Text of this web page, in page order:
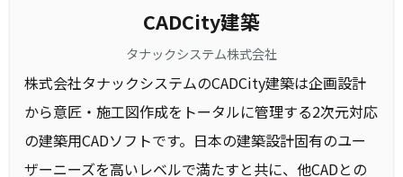
CADCity建築
タナックシステム株式会社
株式会社タナックシステムのCADCity建築は企画設計
から意匠・施工図作成をトータルに管理する2次元対応
の建築用CADソフトです。日本の建築設計固有のユー
ザーニーズを高いレベルで満たすと共に、他CADとの